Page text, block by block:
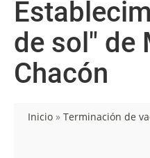
de sol" de
Chacón
Inicio » Terminación de